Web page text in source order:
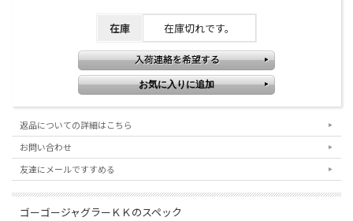
在庫 在庫切れです。
返品についての詳細はこちら
お問い合わせ
友達にメールですすめる
ゴーゴージャグラーＫＫのスペック